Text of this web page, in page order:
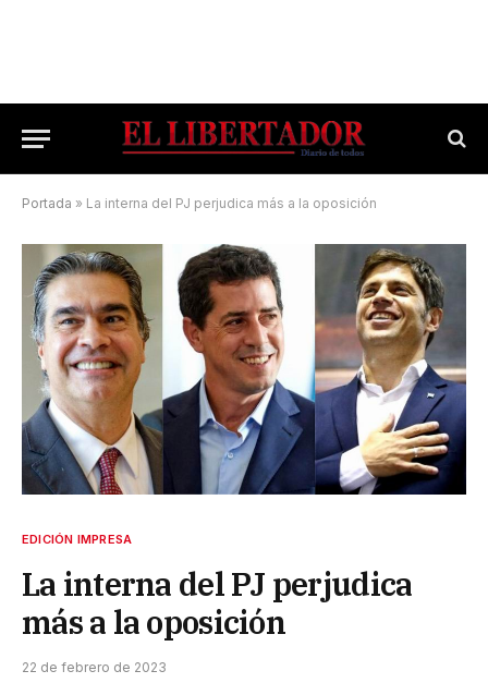
Portada » La interna del PJ perjudica más a la oposición
EDICIÓN IMPRESA
La interna del PJ perjudica
más a la oposición
22 de febrero de 2023